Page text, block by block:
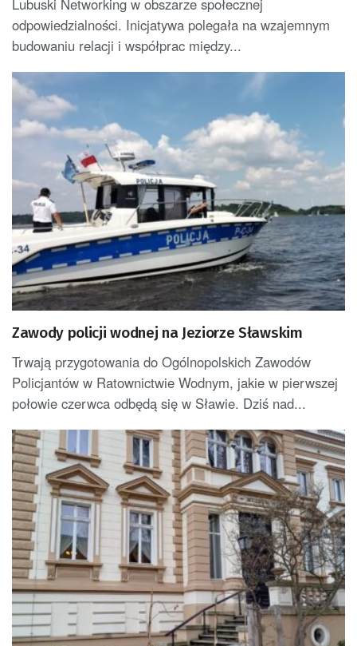
Lubuski Networking w obszarze społecznej
odpowiedzialności. Inicjatywa polegała na wzajemnym
budowaniu relacji i współprac między...
Zawody policji wodnej na Jeziorze Sławskim
Trwają przygotowania do Ogólnopolskich Zawodów
Policjantów w Ratownictwie Wodnym, jakie w pierwszej
połowie czerwca odbędą się w Sławie. Dziś nad...